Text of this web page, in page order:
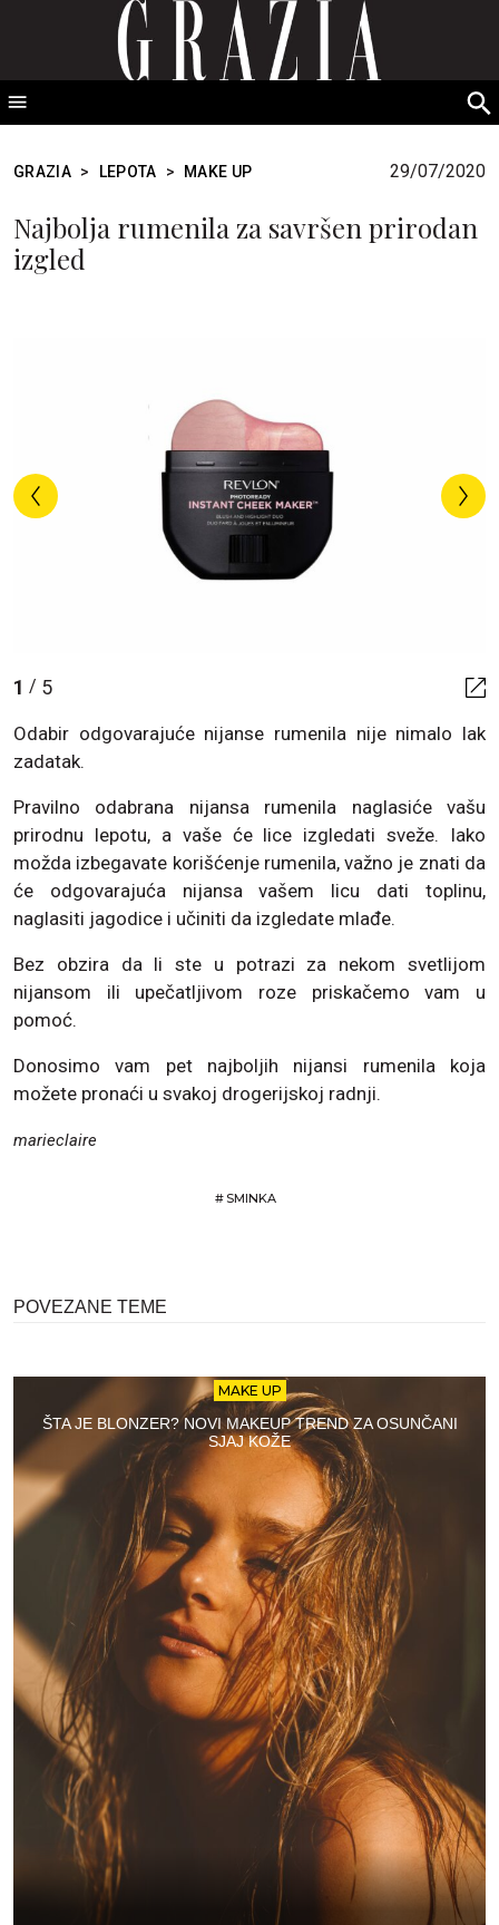
GRAZIA Srbija
GRAZIA > LEPOTA > MAKE UP 29/07/2020
Najbolja rumenila za savršen prirodan
izgled
1 / 5
Odabir odgovarajuće nijanse rumenila nije nimalo lak
zadatak.
Pravilno odabrana nijansa rumenila naglasiće vašu
prirodnu lepotu, a vaše će lice izgledati sveže. Iako
možda izbegavate korišćenje rumenila, važno je znati da
će odgovarajuća nijansa vašem licu dati toplinu,
naglasiti jagodice i učiniti da izgledate mlađe.
Bez obzira da li ste u potrazi za nekom svetlijom
nijansom ili upečatljivom roze priskačemo vam u
pomoć.
Donosimo vam pet najboljih nijansi rumenila koja
možete pronaći u svakoj drogerijskoj radnji.
marieclaire
# SMINKA
POVEZANE TEME
MAKE UP
ŠTA JE BLONZER? NOVI MAKEUP TREND ZA OSUNČANI
SJAJ KOŽE